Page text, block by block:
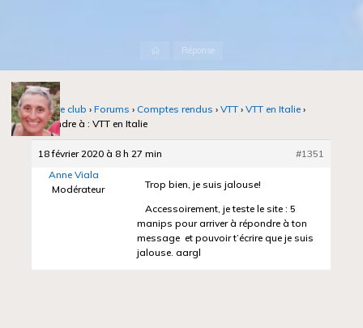
AccueilRéponse
Notre club › Forums › Comptes rendus › VTT › VTT en Italie ›
Répondre à : VTT en Italie
18 février 2020 à 8 h 27 min
#1351
Anne Viala
Modérateur
Trop bien, je suis jalouse!
Accessoirement, je teste le site : 5
manips pour arriver à répondre à ton
message et pouvoir t’écrire que je suis
jalouse. aargl